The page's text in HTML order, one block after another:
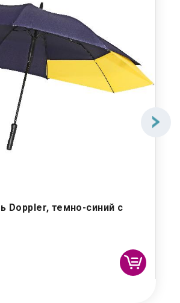
Doppler, темно-синий с